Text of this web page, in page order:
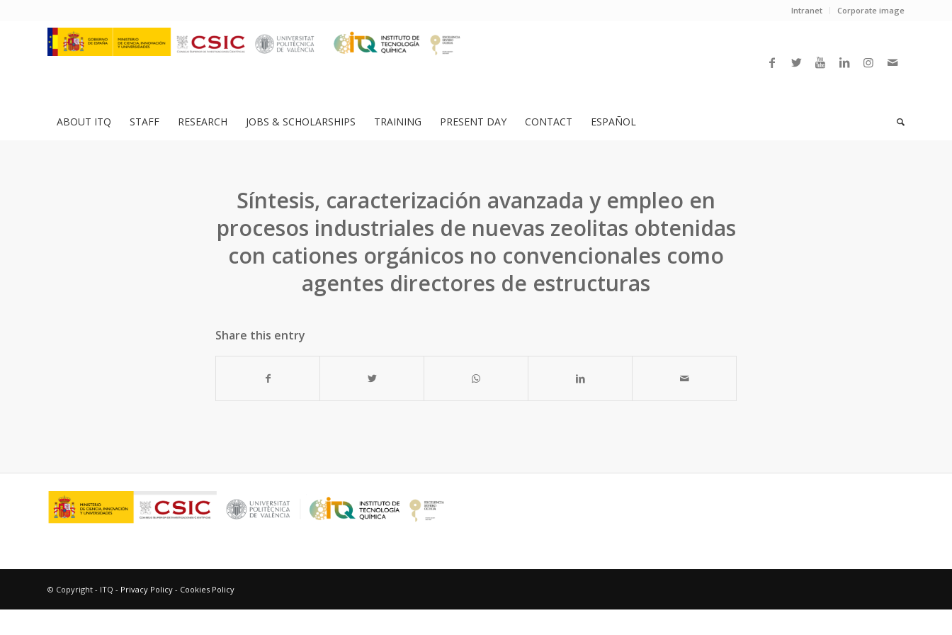
Intranet Corporate image
ABOUT ITQ STAFF RESEARCH JOBS & SCHOLARSHIPS TRAINING PRESENT DAY CONTACT ESPAÑOL
Síntesis, caracterización avanzada y empleo en
procesos industriales de nuevas zeolitas obtenidas
con cationes orgánicos no convencionales como
agentes directores de estructuras
Share this entry
© Copyright - ITQ - Privacy Policy - Cookies Policy